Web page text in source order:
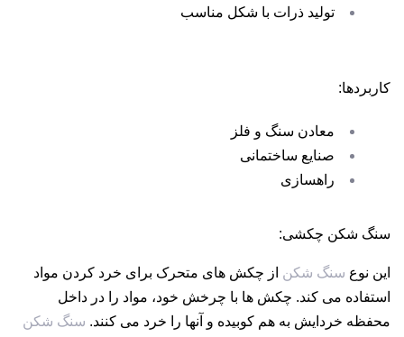
تولید ذرات با شکل مناسب
کاربردها:
معادن سنگ و فلز
صنایع ساختمانی
راهسازی
سنگ شکن چکشی:
این نوع سنگ شکن از چکش های متحرک برای خرد کردن مواد
استفاده می کند. چکش ها با چرخش خود، مواد را در داخل
محفظه خردایش به هم کوبیده و آنها را خرد می کنند. سنگ شکن